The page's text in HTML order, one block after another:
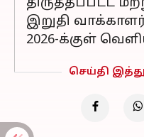
இறுதி
2026-க்குள்
செய்தி